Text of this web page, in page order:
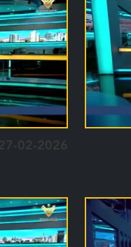
27-02-2026